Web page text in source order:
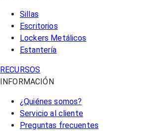
Sillas
Escritorios
Lockers Metálicos
Estantería
RECURSOS
INFORMACIÓN
¿Quiénes somos?
Servicio al cliente
Preguntas frecuentes